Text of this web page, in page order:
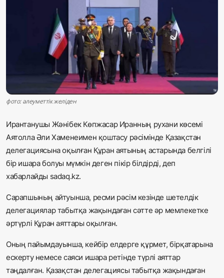
Журналистік зерттеу
Қазақ тілі
фото: әлеуметтік желіден
Ирантанушы Жәнібек Көпжасар Иранның рухани көсемі
Аятолла Әли Хаменеимен қоштасу рәсімінде Қазақстан
делегациясына оқылған Құран аятының астарында белгілі
бір ишара болуы мүмкін деген пікір білдірді, деп
хабарлайды sadaq.kz.
Сарапшының айтуынша, ресми рәсім кезінде шетелдік
делегациялар табытқа жақындаған сәтте әр мемлекетке
әртүрлі Құран аяттары оқылған.
Оның пайымдауынша, кейбір елдерге құрмет, бірқатарына
ескерту немесе саяси ишара ретінде түрлі аяттар
таңдалған. Қазақстан делегациясы табытқа жақындаған